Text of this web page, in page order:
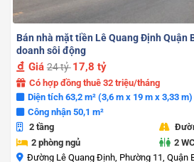
Bán nhà mặt tiền Lê Quang Định Quận
doanh sôi động
Giá24 tỷ 17,8 tỷ
Có hợp đồng thuê 32 triệu/tháng
Diện tích 63,2 m² (3,6 m x 19 m x 3,33 m)
Công nhận 50,1 m²
2 tầng
2 phòng ngủ
2 WC
Đường Lê Quang Định, Phường 11, Quận